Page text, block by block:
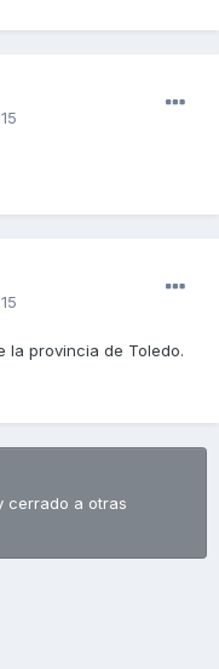
la provincia de Toledo.
cerrado a otras